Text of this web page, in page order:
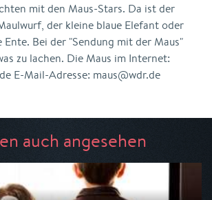
mit den Maus-Stars. Da ist der
der kleine blaue Elefant oder
Ente. Bei der "Sendung mit der Maus"
zu lachen. Die Maus im Internet:
E-Mail-Adresse: maus@wdr.de
auch angesehen